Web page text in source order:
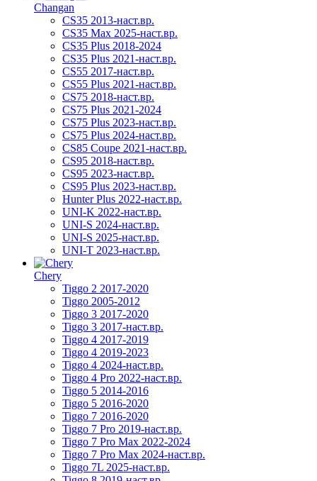
Changan
CS35 2013-наст.вр.
CS35 Max 2025-наст.вр.
CS35 Plus 2018-2024
CS35 Plus 2021-наст.вр.
CS55 2017-наст.вр.
CS55 Plus 2021-наст.вр.
CS75 2018-наст.вр.
CS75 Plus 2021-2024
CS75 Plus 2023-наст.вр.
CS75 Plus 2024-наст.вр.
CS85 Coupe 2021-наст.вр.
CS95 2018-наст.вр.
CS95 2023-наст.вр.
CS95 Plus 2023-наст.вр.
Hunter Plus 2022-наст.вр.
UNI-K 2022-наст.вр.
UNI-S 2024-наст.вр.
UNI-S 2025-наст.вр.
UNI-T 2023-наст.вр.
Chery
Tiggo 2 2017-2020
Tiggo 2005-2012
Tiggo 3 2017-2020
Tiggo 3 2017-наст.вр.
Tiggo 4 2017-2019
Tiggo 4 2019-2023
Tiggo 4 2024-наст.вр.
Tiggo 4 Pro 2022-наст.вр.
Tiggo 5 2014-2016
Tiggo 5 2016-2020
Tiggo 7 2016-2020
Tiggo 7 Pro 2019-наст.вр.
Tiggo 7 Pro Max 2022-2024
Tiggo 7 Pro Max 2024-наст.вр.
Tiggo 7L 2025-наст.вр.